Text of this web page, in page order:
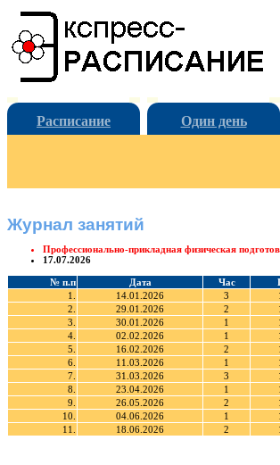
Расписание Один день
Журнал занятий
Профессионально-прикладная физическая
17.07.2026
№ п.п Дата Час
1.
14.01.2026 3
2.
29.01.2026 2
3.
30.01.2026 1
4.
02.02.2026 1
5.
16.02.2026 2
6.
11.03.2026 1
7.
31.03.2026 3
8.
23.04.2026 1
9.
26.05.2026 2
10.
04.06.2026 1
11.
18.06.2026 2